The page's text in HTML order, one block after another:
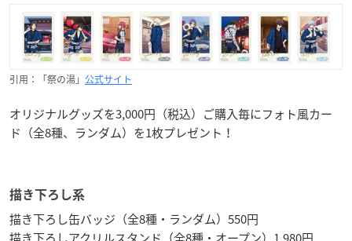
引用：「祭の湯」 公式サイト
オリジナルグッズを3,000円（税込）ご購入毎にフォト風カー
ド（全8種、ランダム）を1枚プレゼント！
描き下ろし系
描き下ろし缶バッジ（全8種・ランダム）550円